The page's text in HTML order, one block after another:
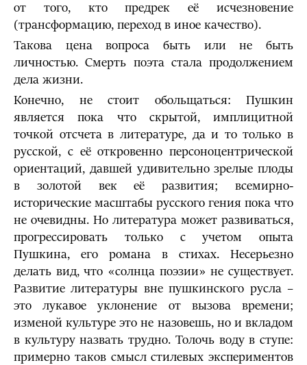
от того, кто предрек её исчезновение
(трансформацию, переход в иное качество).
Такова цена вопроса быть или не быть
личностью. Смерть поэта стала продолжением
дела жизни.
Конечно, не стоит обольщаться: Пушкин
является пока что скрытой, имплицитной
точкой отсчета в литературе, да и то только в
русской, с её откровенно персоноцентрической
ориентаций, давшей удивительно зрелые плоды
в золотой век её развития; всемирно-
исторические масштабы русского гения пока что
не очевидны. Но литература может развиваться,
прогрессировать только с учетом опыта
Пушкина, его романа в стихах. Несерьезно
делать вид, что «солнца поэзии» не существует.
Развитие литературы вне пушкинского русла –
это лукавое уклонение от вызова времени;
изменой культуре это не назовешь, но и вкладом
в культуру назвать трудно. Толочь воду в ступе:
примерно таков смысл стилевых экспериментов